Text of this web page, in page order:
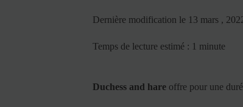
Dernière modification le 13 mars ,
Temps de lecture estimé : 1 minute
Duchess and hare offre pour une